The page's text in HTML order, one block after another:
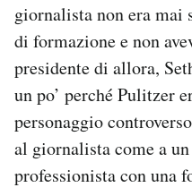
giornalista non era mai
di formazione e non
presidente di allora,
un po’ perché Pulitzer
personaggio
al giornalista come a
professionista con una